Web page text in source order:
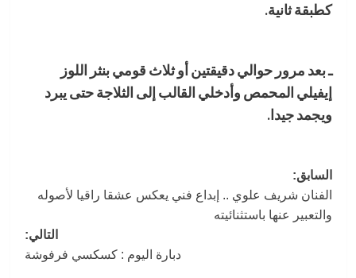
كطبقة ثانية.
ـ بعد مرور حوالي دقيقتين أو ثلاث قومي بنثر اللوز
إيفيلي المحمص وأدخلي القالب إلى الثلاجة حتى يبرد
ويجمد جيدا.
تصفّح
المقالات
السابق:
الفنان شريف علوي .. إبداع فني يعكس عشقا راقيا لأصوله
والتعبير عنها باستثنائيته
التالي:
دبارة اليوم : كسكسي فرفوشة